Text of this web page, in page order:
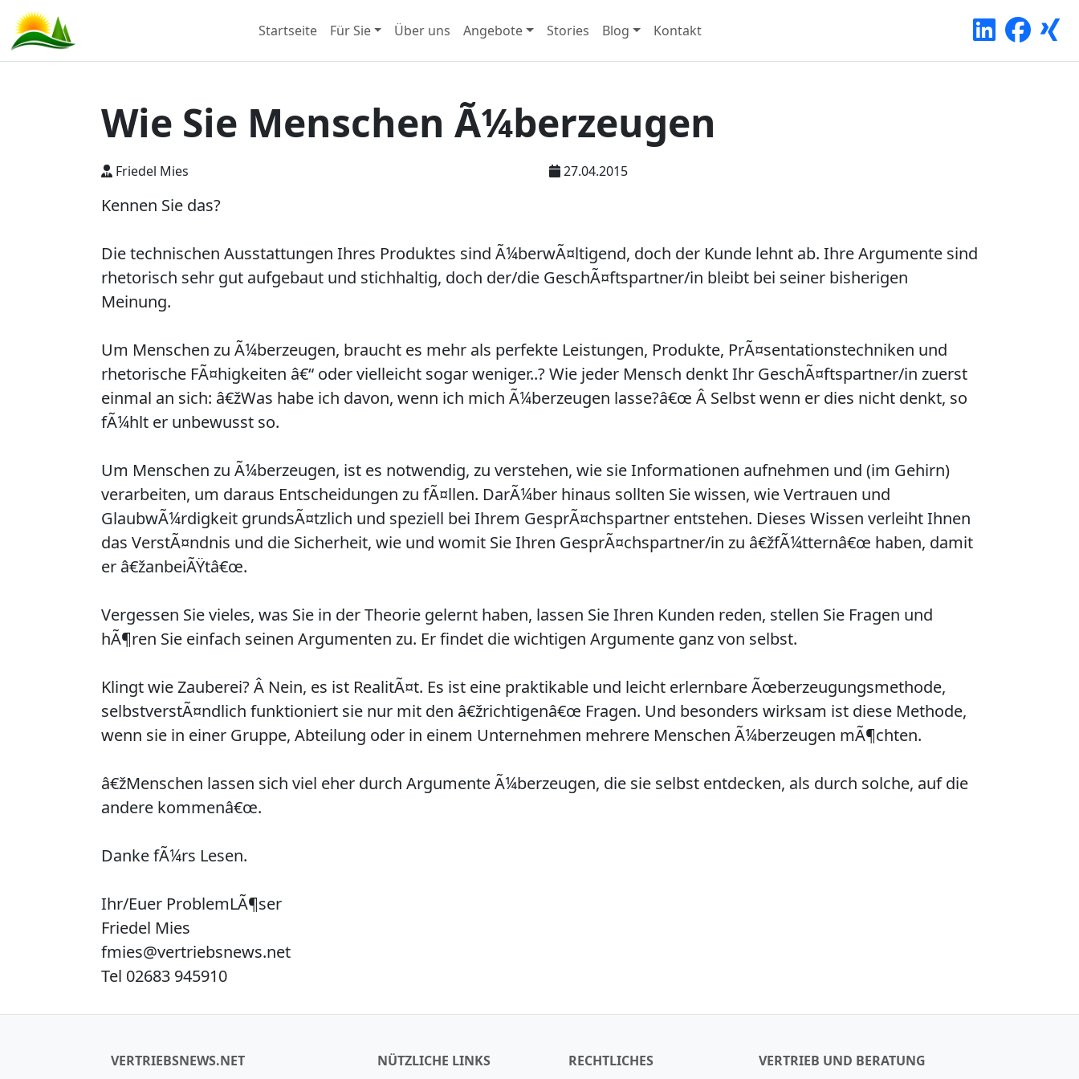
Startseite Für Sie Über uns Angebote Stories Blog Kontakt
Wie Sie Menschen Ã¼berzeugen
Friedel Mies 27.04.2015
Kennen Sie das?
Die technischen Ausstattungen Ihres Produktes sind Ã¼berwÃ¤ltigend, doch der Kunde lehnt ab. Ihre Argumente sind
rhetorisch sehr gut aufgebaut und stichhaltig, doch der/die GeschÃ¤ftspartner/in bleibt bei seiner bisherigen
Meinung.
Um Menschen zu Ã¼berzeugen, braucht es mehr als perfekte Leistungen, Produkte, PrÃ¤sentationstechniken und
rhetorische FÃ¤higkeiten â€“ oder vielleicht sogar weniger..? Wie jeder Mensch denkt Ihr GeschÃ¤ftspartner/in zuerst
einmal an sich: â€žWas habe ich davon, wenn ich mich Ã¼berzeugen lasse?â€œ Â­ Selbst wenn er dies nicht denkt, so
fÃ¼hlt er unbewusst so.
Um Menschen zu Ã¼berzeugen, ist es notwendig, zu verstehen, wie sie Informationen aufnehmen und (im Gehirn)
verarbeiten, um daraus Entscheidungen zu fÃ¤llen. DarÃ¼ber hinaus sollten Sie wissen, wie Vertrauen und
GlaubwÃ¼rdigkeit grundsÃ¤tzlich und speziell bei Ihrem GesprÃ¤chspartner entstehen. Dieses Wissen verleiht Ihnen
das VerstÃ¤ndnis und die Sicherheit, wie und womit Sie Ihren GesprÃ¤chspartner/in zu â€žfÃ¼tternâ€œ haben, damit
er â€žanbeiÃŸtâ€œ.
Vergessen Sie vieles, was Sie in der Theorie gelernt haben, lassen Sie Ihren Kunden reden, stellen Sie Fragen und
hÃ¶ren Sie einfach seinen Argumenten zu. Er findet die wichtigen Argumente ganz von selbst.
Klingt wie Zauberei? Â­ Nein, es ist RealitÃ¤t. Es ist eine praktikable und leicht erlernbare Ãœberzeugungsmethode,
selbstverstÃ¤ndlich funktioniert sie nur mit den â€žrichtigenâ€œ Fragen. Und besonders wirksam ist diese Methode,
wenn sie in einer Gruppe, Abteilung oder in einem Unternehmen mehrere Menschen Ã¼berzeugen mÃ¶chten.
â€žMenschen lassen sich viel eher durch Argumente Ã¼berzeugen, die sie selbst entdecken, als durch solche, auf die
andere kommenâ€œ.
Danke fÃ¼rs Lesen.
Ihr/Euer ProblemLÃ¶ser
Friedel Mies
fmies@vertriebsnews.net
Tel 02683 945910
VERTRIEBSNEWS.NET NÜTZLICHE LINKS RECHTLICHES VERTRIEB UND BERATUNG